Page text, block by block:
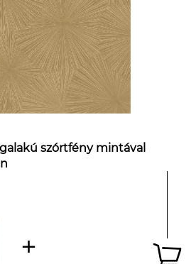
szórtfény mintával